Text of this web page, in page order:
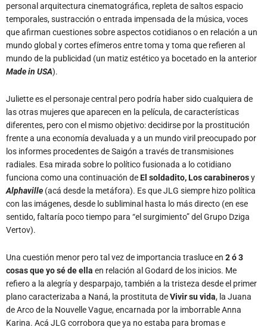
personal arquitectura cinematográfica, repleta de saltos espacio
temporales, sustracción o entrada impensada de la música, voces
que afirman cuestiones sobre aspectos cotidianos o en relación a un
mundo global y cortes efímeros entre toma y toma que refieren al
mundo de la publicidad (un matiz estético ya bocetado en la anterior
Made in USA).
Juliette es el personaje central pero podría haber sido cualquiera de
las otras mujeres que aparecen en la película, de características
diferentes, pero con el mismo objetivo: decidirse por la prostitución
frente a una economía devaluada y a un mundo viril preocupado por
los informes procedentes de Saigón a través de transmisiones
radiales. Esa mirada sobre lo político fusionada a lo cotidiano
funciona como una continuación deEl soldadito, Los carabinerosy
Alphaville (acá desde la metáfora). Es que JLG siempre hizo política
con las imágenes, desde lo subliminal hasta lo más directo (en ese
sentido, faltaría poco tiempo para “el surgimiento” del Grupo Dziga
Vertov).
Una cuestión menor pero tal vez de importancia trasluce en 2 ó 3
cosas que yo sé de ella en relación al Godard de los inicios. Me
refiero a la alegría y desparpajo, también a la tristeza desde el primer
plano caracterizaba a Naná, la prostituta deVivir su vida, la Juana
de Arco de la Nouvelle Vague, encarnada por la imborrable Anna
Karina. Acá JLG corrobora que ya no estaba para bromas e